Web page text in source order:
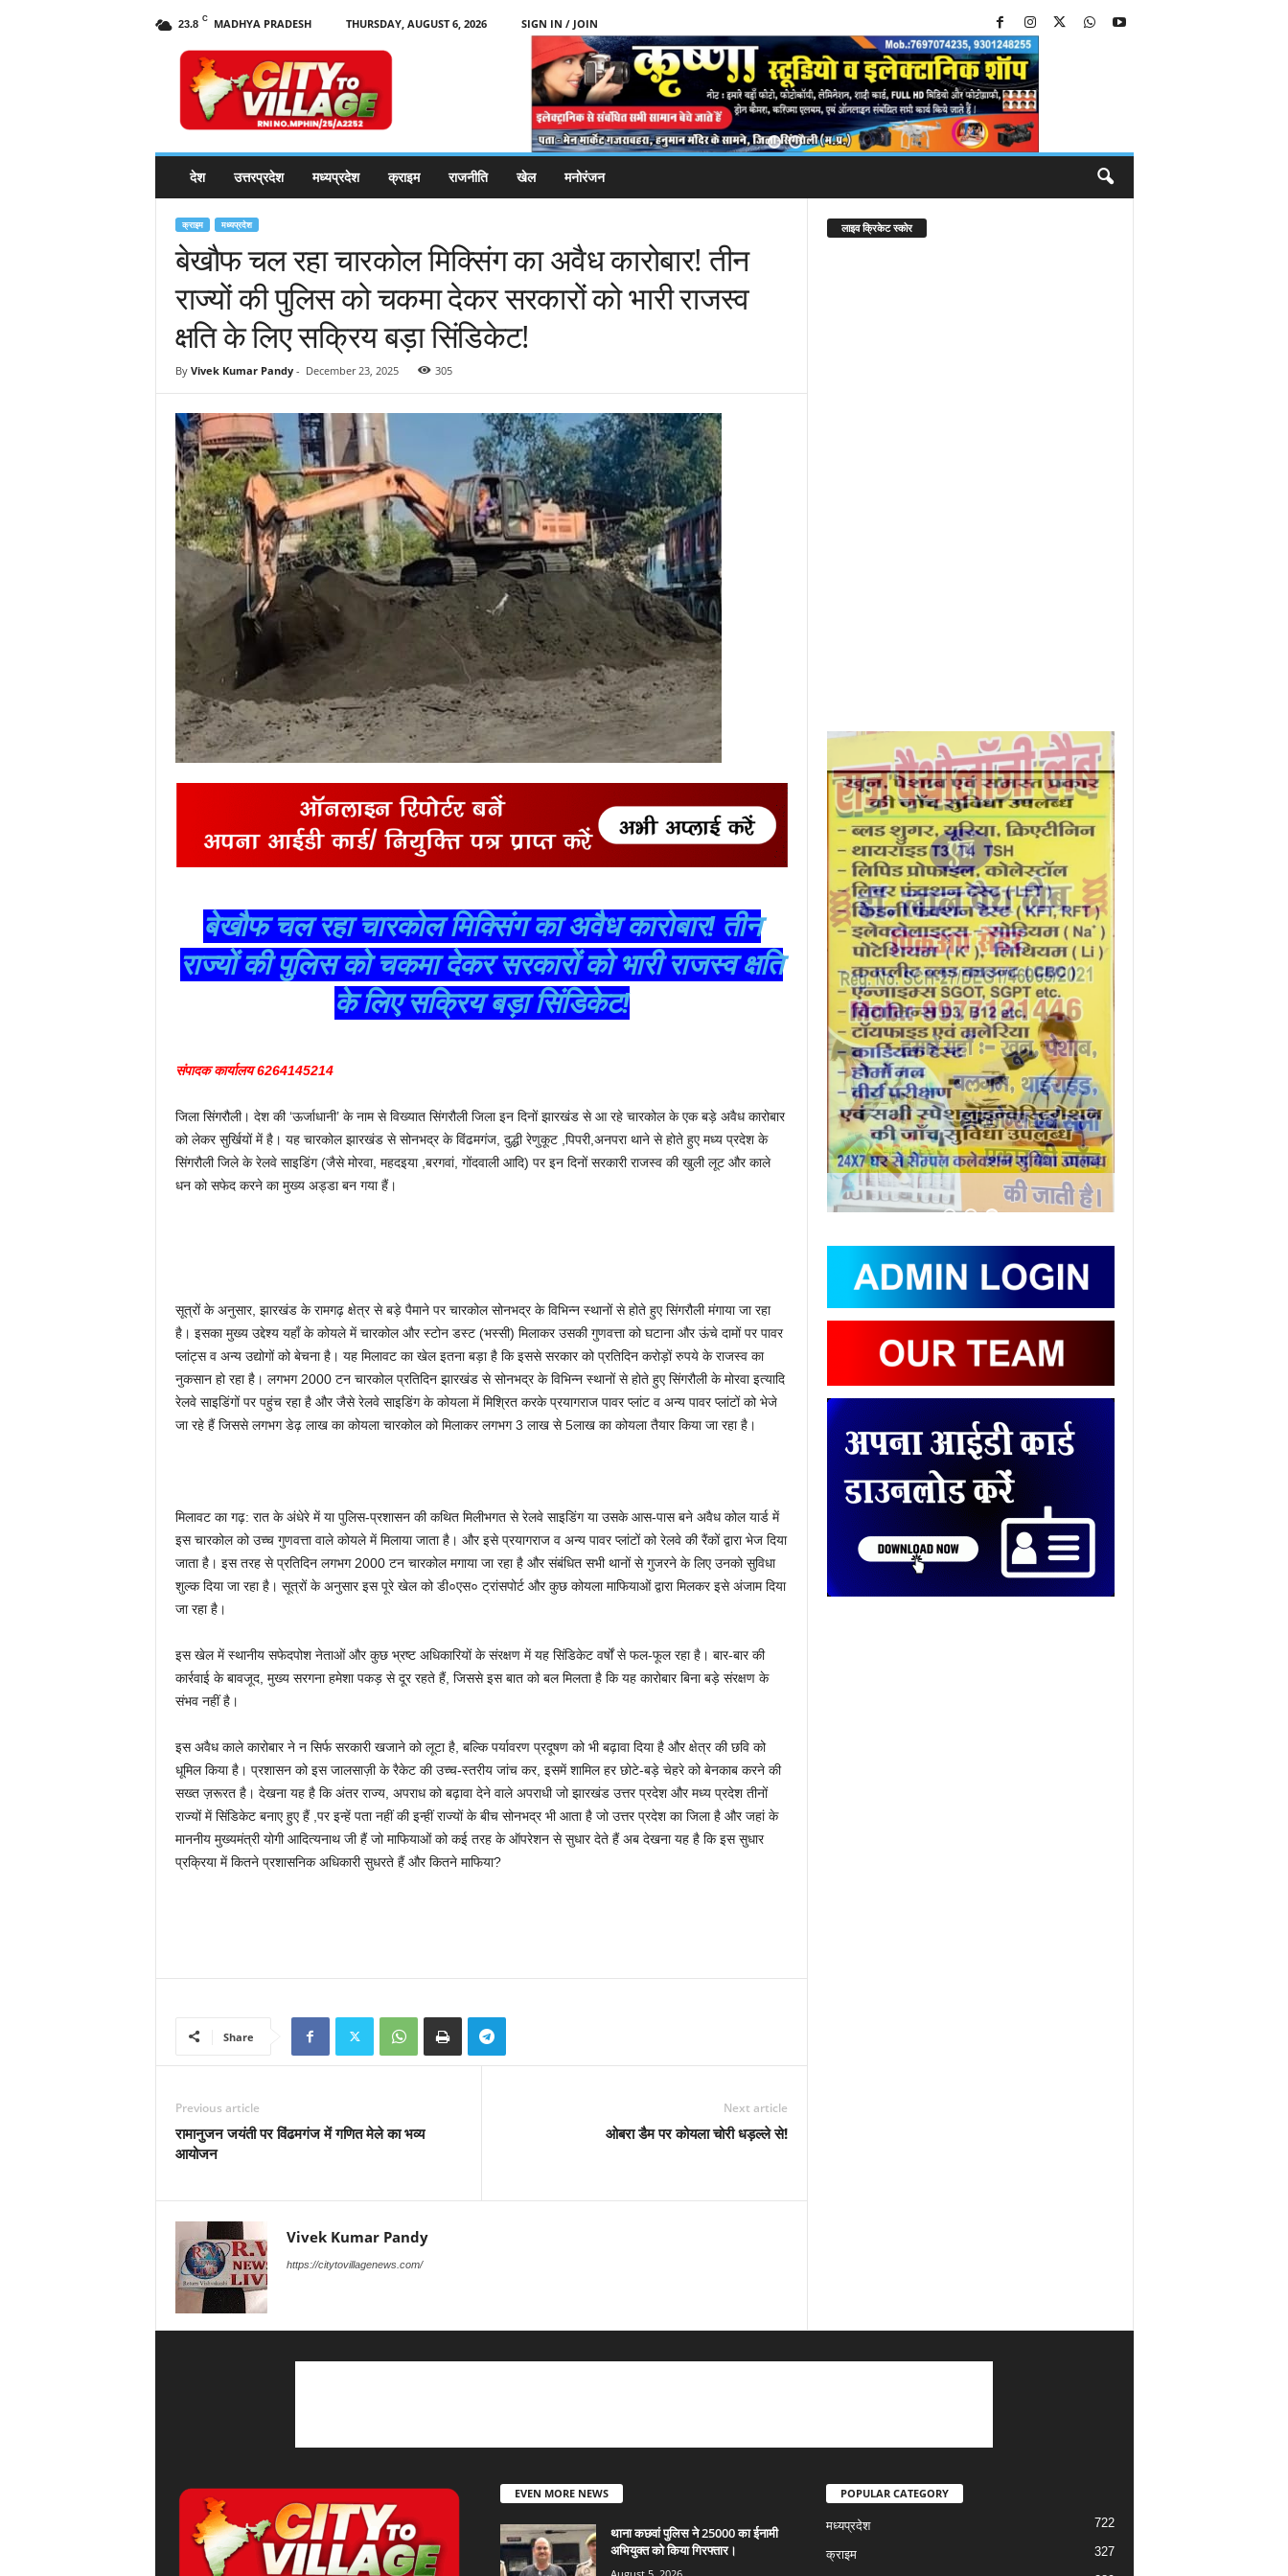
23.8 C MADHYA PRADESH THURSDAY, AUGUST 6, 2026
SIGN IN / JOIN
देश उत्तरप्रदेश मध्यप्रदेश क्राइम राजनीति खेल मनोरंजन
क्राइम मध्यप्रदेश
बेखौफ चल रहा चारकोल मिक्सिंग का अवैध कारोबार! तीन
राज्यों की पुलिस को चकमा देकर सरकारों को भारी राजस्व
क्षति के लिए सक्रिय बड़ा सिंडिकेट!
By Vivek Kumar Pandy- December 23, 2025 305
बेखौफ चल रहा चारकोल मिक्सिंग का अवैध कारोबार! तीन
राज्यों की पुलिस को चकमा देकर सरकारों को भारी राजस्व क्षति
के लिए सक्रिय बड़ा सिंडिकेट!
संपादक कार्यालय 6264145214
जिला सिंगरौली। देश की ‘ऊर्जाधानी’ के नाम से विख्यात सिंगरौली जिला इन दिनों झारखंड से आ रहे चारकोल के एक बड़े अवैध कारोबार
को लेकर सुर्खियों में है। यह चारकोल झारखंड से सोनभद्र के विंढमगंज, दुद्धी रेणुकूट ,पिपरी,अनपरा थाने से होते हुए मध्य प्रदेश के
सिंगरौली जिले के रेलवे साइडिंग (जैसे मोरवा, महदइया ,बरगवां, गोंदवाली आदि) पर इन दिनों सरकारी राजस्व की खुली लूट और काले
धन को सफेद करने का मुख्य अड्डा बन गया हैं।
सूत्रों के अनुसार, झारखंड के रामगढ़ क्षेत्र से बड़े पैमाने पर चारकोल सोनभद्र के विभिन्न स्थानों से होते हुए सिंगरौली मंगाया जा रहा
है। इसका मुख्य उद्देश्य यहाँ के कोयले में चारकोल और स्टोन डस्ट (भस्सी) मिलाकर उसकी गुणवत्ता को घटाना और ऊंचे दामों पर पावर
प्लांट्स व अन्य उद्योगों को बेचना है। यह मिलावट का खेल इतना बड़ा है कि इससे सरकार को प्रतिदिन करोड़ों रुपये के राजस्व का
नुकसान हो रहा है। लगभग 2000 टन चारकोल प्रतिदिन झारखंड से सोनभद्र के विभिन्न स्थानों से होते हुए सिंगरौली के मोरवा इत्यादि
रेलवे साइडिंगों पर पहुंच रहा है और जैसे रेलवे साइडिंग के कोयला में मिश्रित करके प्रयागराज पावर प्लांट व अन्य पावर प्लांटों को भेजे
जा रहे हैं जिससे लगभग डेढ़ लाख का कोयला चारकोल को मिलाकर लगभग 3 लाख से 5लाख का कोयला तैयार किया जा रहा है।
मिलावट का गढ़: रात के अंधेरे में या पुलिस-प्रशासन की कथित मिलीभगत से रेलवे साइडिंग या उसके आस-पास बने अवैध कोल यार्ड में
इस चारकोल को उच्च गुणवत्ता वाले कोयले में मिलाया जाता है। और इसे प्रयागराज व अन्य पावर प्लांटों को रेलवे की रैंकों द्वारा भेज दिया
जाता है। इस तरह से प्रतिदिन लगभग 2000 टन चारकोल मगाया जा रहा है और संबंधित सभी थानों से गुजरने के लिए उनको सुविधा
शुल्क दिया जा रहा है। सूत्रों के अनुसार इस पूरे खेल को डी०एस० ट्रांसपोर्ट और कुछ कोयला माफियाओं द्वारा मिलकर इसे अंजाम दिया
जा रहा है।
इस खेल में स्थानीय सफेदपोश नेताओं और कुछ भ्रष्ट अधिकारियों के संरक्षण में यह सिंडिकेट वर्षों से फल-फूल रहा है। बार-बार की
कार्रवाई के बावजूद, मुख्य सरगना हमेशा पकड़ से दूर रहते हैं, जिससे इस बात को बल मिलता है कि यह कारोबार बिना बड़े संरक्षण के
संभव नहीं है।
इस अवैध काले कारोबार ने न सिर्फ सरकारी खजाने को लूटा है, बल्कि पर्यावरण प्रदूषण को भी बढ़ावा दिया है और क्षेत्र की छवि को
धूमिल किया है। प्रशासन को इस जालसाज़ी के रैकेट की उच्च-स्तरीय जांच कर, इसमें शामिल हर छोटे-बड़े चेहरे को बेनकाब करने की
सख्त ज़रूरत है। देखना यह है कि अंतर राज्य, अपराध को बढ़ावा देने वाले अपराधी जो झारखंड उत्तर प्रदेश और मध्य प्रदेश तीनों
राज्यों में सिंडिकेट बनाए हुए हैं ,पर इन्हें पता नहीं की इन्हीं राज्यों के बीच सोनभद्र भी आता है जो उत्तर प्रदेश का जिला है और जहां के
माननीय मुख्यमंत्री योगी आदित्यनाथ जी हैं जो माफियाओं को कई तरह के ऑपरेशन से सुधार देते हैं अब देखना यह है कि इस सुधार
प्रक्रिया में कितने प्रशासनिक अधिकारी सुधरते हैं और कितने माफिया?
Share
Previous article
रामानुजन जयंती पर विंढमगंज में गणित मेले का भव्य
आयोजन
Next article
ओबरा डैम पर कोयला चोरी धड़ल्ले से!
Vivek Kumar Pandy
https://citytovillagenews.com/
लाइव क्रिकेट स्कोर
EVEN MORE NEWS
थाना कछवां पुलिस ने 25000 का ईनामी
अभियुक्त को किया गिरफ्तार।
POPULAR CATEGORY
मध्यप्रदेश 722
क्राइम 327